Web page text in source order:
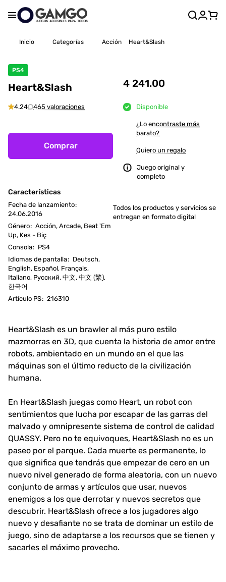
Inicio Categorías Acción Heart&Slash
PS4
Heart&Slash
4.24 465 valoraciones
Comprar
Características
Fecha de lanzamiento:
24.06.2016
Género: Acción, Arcade, Beat 'Em
Up, Kes - Biç
Consola: PS4
Idiomas de pantalla: Deutsch,
English, Español, Français,
Italiano, Русский, 中文, 中文 (繁),
한국어
Artículo PS: 216310
4 241.00
Disponible
¿Lo encontraste más
barato?
Quiero un regalo
Juego original y
completo
Todos los productos y servicios se
entregan en formato digital
Heart&Slash es un brawler al más puro estilo
mazmorras en 3D, que cuenta la historia de amor entre
robots, ambientado en un mundo en el que las
máquinas son el último reducto de la civilización
humana.
En Heart&Slash juegas como Heart, un robot con
sentimientos que lucha por escapar de las garras del
malvado y omnipresente sistema de control de calidad
QUASSY. Pero no te equivoques, Heart&Slash no es un
paseo por el parque. Cada muerte es permanente, lo
que significa que tendrás que empezar de cero en un
nuevo nivel generado de forma aleatoria, con un nuevo
conjunto de armas y artículos que usar, nuevos
enemigos a los que derrotar y nuevos secretos que
descubrir. Heart&Slash ofrece a los jugadores algo
nuevo y desafiante no se trata de dominar un estilo de
juego, sino de adaptarse a los recursos que se tienen y
sacarles el máximo provecho.